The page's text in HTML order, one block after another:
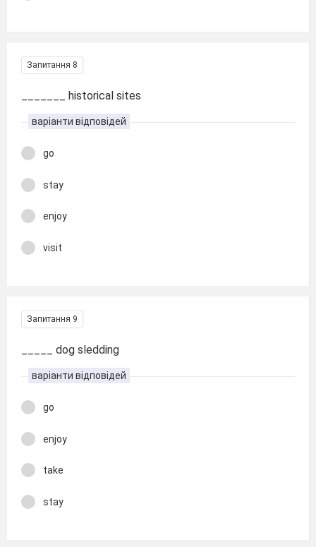
Запитання 8
_______ historical sites
варіанти відповідей
go
stay
enjoy
visit
Запитання 9
_____ dog sledding
варіанти відповідей
go
enjoy
take
stay